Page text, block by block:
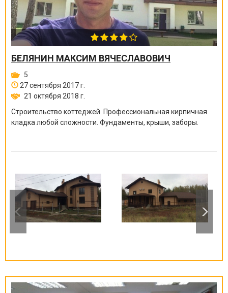
БЕЛЯНИН МАКСИМ ВЯЧЕСЛАВОВИЧ
5
27 сентября 2017 г.
21 октября 2018 г.
Строительство коттеджей. Профессиональная кирпичная
кладка любой сложности. Фундаменты, крыши, заборы.